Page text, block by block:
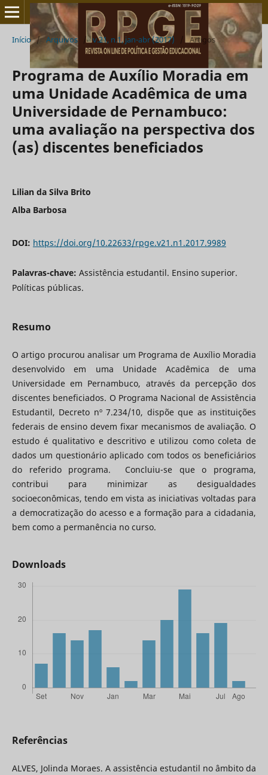
Início / Arquivos / v.21, n.1, jan-abr (2017) / Artigos
Programa de Auxílio Moradia em
uma Unidade Acadêmica de uma
Universidade de Pernambuco:
uma avaliação na perspectiva dos
(as) discentes beneficiados
Lilian da Silva Brito
Alba Barbosa
DOI: https://doi.org/10.22633/rpge.v21.n1.2017.9989
Palavras-chave: Assistência estudantil. Ensino superior.
Políticas públicas.
Resumo
O artigo procurou analisar um Programa de Auxílio Moradia
desenvolvido em uma Unidade Acadêmica de uma
Universidade em Pernambuco, através da percepção dos
discentes beneficiados. O Programa Nacional de Assistência
Estudantil, Decreto nº 7.234/10, dispõe que as instituições
federais de ensino devem fixar mecanismos de avaliação. O
estudo é qualitativo e descritivo e utilizou como coleta de
dados um questionário aplicado com todos os beneficiários
do referido programa. Concluiu-se que o programa,
contribui para minimizar as desigualdades
socioeconômicas, tendo em vista as iniciativas voltadas para
a democratização do acesso e a formação para a cidadania,
bem como a permanência no curso.
Downloads
Referências
ALVES, Jolinda Moraes. A assistência estudantil no âmbito da